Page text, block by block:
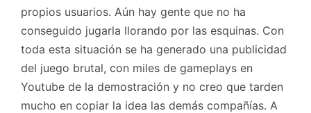
propios usuarios. Aún hay gente que no ha
conseguido jugarla llorando por las esquinas. Con
toda esta situación se ha generado una publicidad
del juego brutal, con miles de gameplays en
Youtube de la demostración y no creo que tarden
mucho en copiar la idea las demás compañías. A